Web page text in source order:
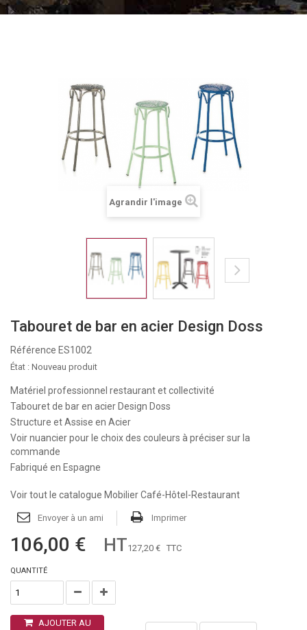
Agrandir l'image
Tabouret de bar en acier Design Doss
Référence ES1002
État : Nouveau produit
Matériel professionnel restaurant et collectivité
Tabouret de bar en acier Design Doss
Structure et Assise en Acier
Voir nuancier pour le choix des couleurs à préciser sur la
commande
Fabriqué en Espagne
Voir tout le catalogue Mobilier Café-Hôtel-Restaurant
Envoyer à un ami Imprimer
106,00 € HT127,20 € TTC
QUANTITÉ
AJOUTER AU